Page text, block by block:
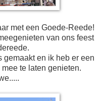
met een Goede-Reede!
van ons feest
gemaakt en ik heb er een
te laten genieten.